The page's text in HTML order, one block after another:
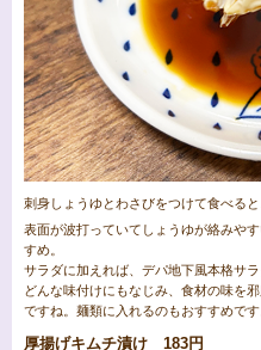
刺身しょうゆとわさびをつけて食べる
表面が波打っていてしょうゆが絡みや
すめ。
サラダに加えれば、デパ地下風本格サラ
どんな味付けにもなじみ、食材の味を
ですね。麺類に入れるのもおすすめです
厚揚げキムチ漬け 183円